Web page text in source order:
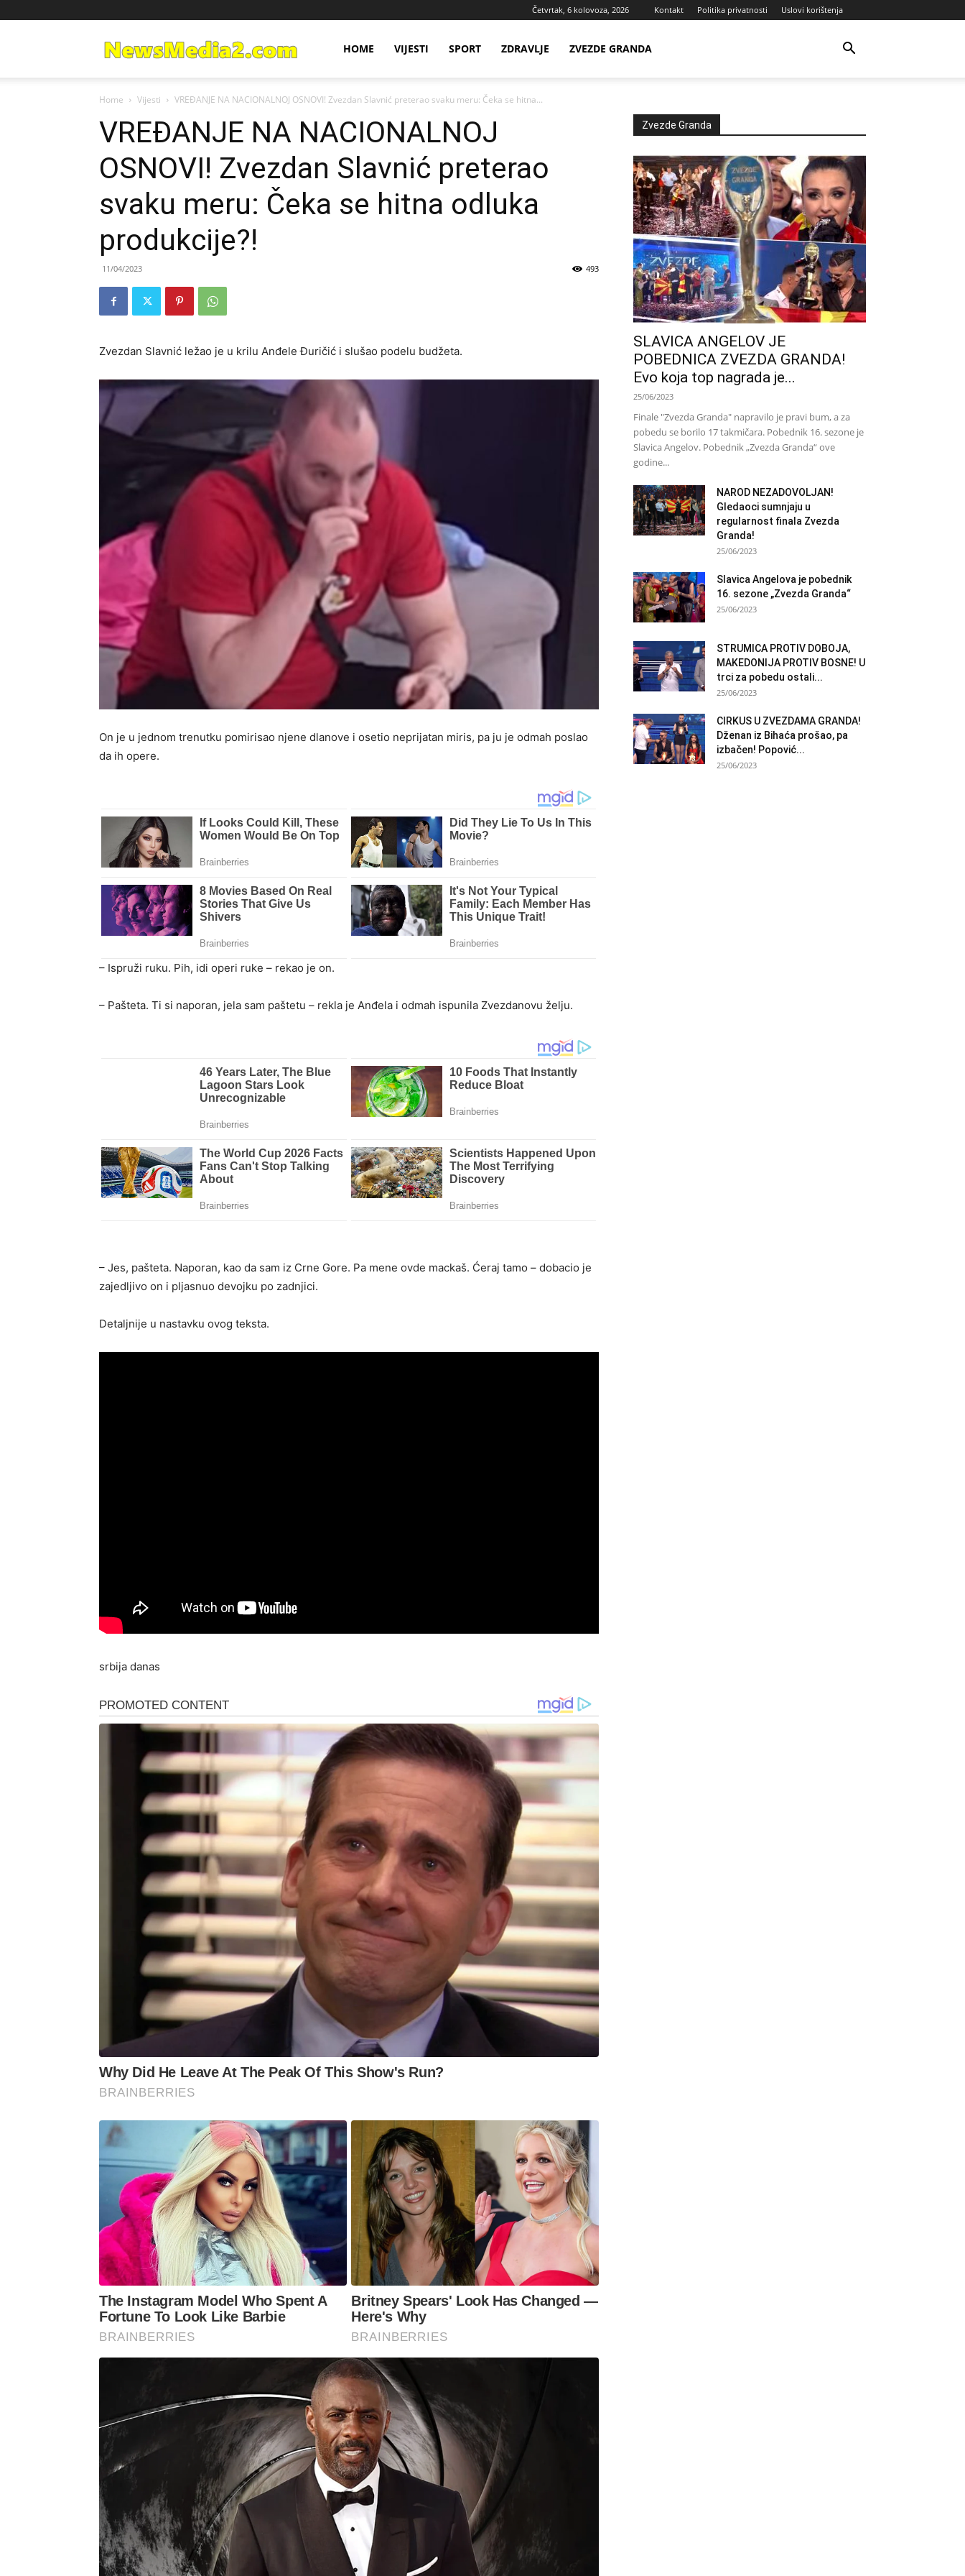
Četvrtak, 6 kolovoza, 2026 Kontakt Politika privatnosti Uslovi korištenja
Media
HOME VIJESTI SPORT ZDRAVLJE ZVEZDE GRANDA
Home Vijesti VREĐANJE NA NACIONALNOJ OSNOVI! Zvezdan Slavnić preterao svaku meru: Čeka se hitna...
VREĐANJE NA NACIONALNOJ
OSNOVI! Zvezdan Slavnić preterao
svaku meru: Čeka se hitna odluka
produkcije?!
11/04/2023 493
Zvezdan Slavnić ležao je u krilu Anđele Đuričić i slušao podelu budžeta.
On je u jednom trenutku pomirisao njene dlanove i osetio neprijatan miris, pa ju je odmah poslao
da ih opere.
– Ispruži ruku. Pih, idi operi ruke – rekao je on.
– Pašteta. Ti si naporan, jela sam paštetu – rekla je Anđela i odmah ispunila Zvezdanovu želju.
– Jes, pašteta. Naporan, kao da sam iz Crne Gore. Pa mene ovde mackaš. Ćeraj tamo – dobacio je
zajedljivo on i pljasnuo devojku po zadnjici.
Detaljnije u nastavku ovog teksta.
srbija danas
Zvezde Granda
SLAVICA ANGELOV JE
POBEDNICA ZVEZDA GRANDA!
Evo koja top nagrada je...
25/06/2023
Finale "Zvezda Granda" napravilo je pravi bum, a za
pobedu se borilo 17 takmičara. Pobednik 16. sezone je
Slavica Angelov. Pobednik „Zvezda Granda“ ove
godine...
NAROD NEZADOVOLJAN!
Gledaoci sumnjaju u
regularnost finala Zvezda
Granda!
25/06/2023
Slavica Angelova je pobednik
16. sezone „Zvezda Granda“
25/06/2023
STRUMICA PROTIV DOBOJA,
MAKEDONIJA PROTIV BOSNE! U
trci za pobedu ostali...
25/06/2023
CIRKUS U ZVEZDAMA GRANDA!
Dženan iz Bihaća prošao, pa
izbačen! Popović...
25/06/2023